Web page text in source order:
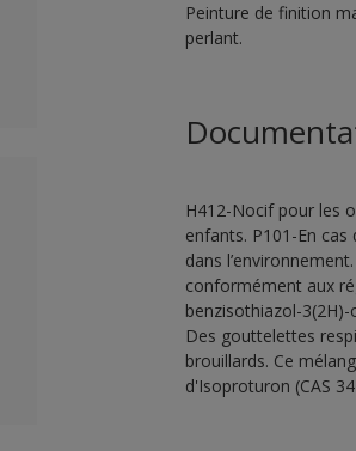
Peinture de finition
perlant.
H412-Nocif pour les
enfants. P101-En
dans
conformément aux
benzisothiazol-
Des gouttelettes
brouillards. Ce
d'Isoproturon (CAS